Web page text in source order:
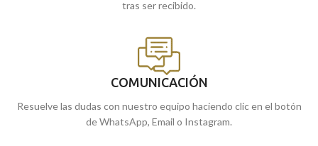
tras ser recibido.
COMUNICACIÓN
Resuelve las dudas con nuestro equipo haciendo clic en el botón
de WhatsApp, Email o Instagram.